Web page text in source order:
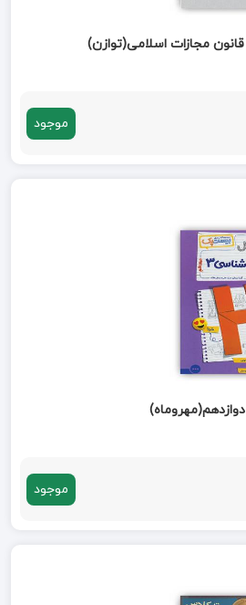
مجازات اسلامی(توازن)
موجود
موجود